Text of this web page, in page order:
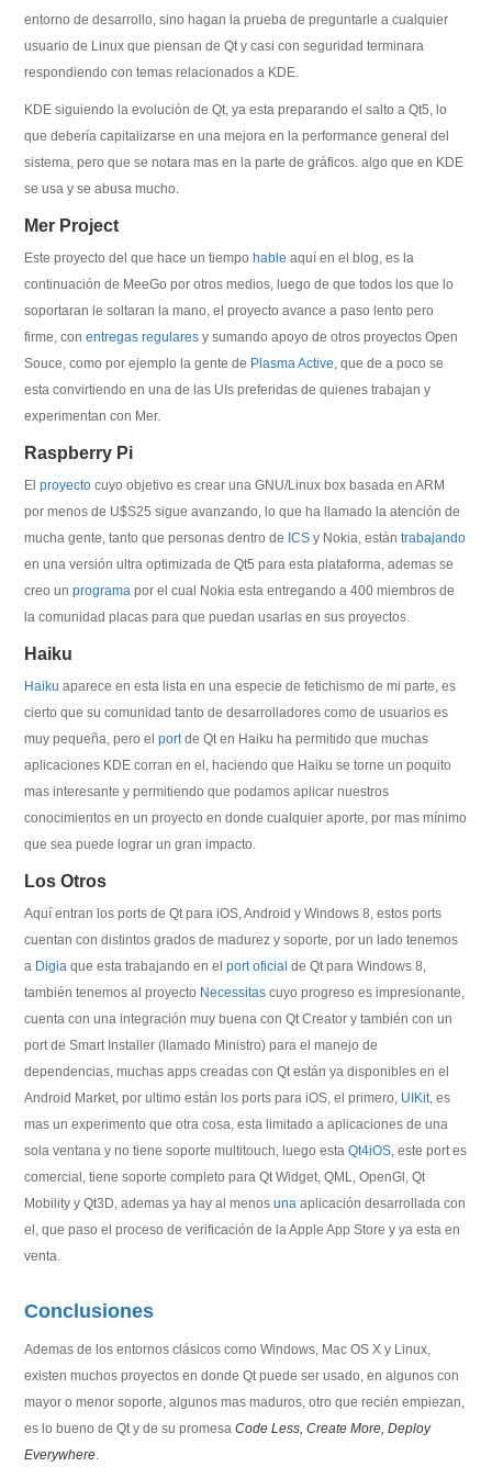
entorno de desarrollo, sino hagan la prueba de preguntarle a cualquier
usuario de Linux que piensan de Qt y casi con seguridad terminara
respondiendo con temas relacionados a KDE.
KDE siguiendo la evolución de Qt, ya esta preparando el salto a Qt5, lo
que debería capitalizarse en una mejora en la performance general del
sistema, pero que se notara mas en la parte de gráficos. algo que en KDE
se usa y se abusa mucho.
Mer Project
Este proyecto del que hace un tiempo hable aquí en el blog, es la
continuación de MeeGo por otros medios, luego de que todos los que lo
soportaran le soltaran la mano, el proyecto avance a paso lento pero
firme, conentregas regulares y sumando apoyo de otros proyectos Open
Souce, como por ejemplo la gente de Plasma Active, que de a poco se
esta convirtiendo en una de las UIs preferidas de quienes trabajan y
experimentan con Mer.
Raspberry Pi
Elproyecto cuyo objetivo es crear una GNU/Linux box basada en ARM
por menos de U$S25 sigue avanzando, lo que ha llamado la atención de
mucha gente, tanto que personas dentro de ICS y Nokia, estántrabajando
en una versión ultra optimizada de Qt5 para esta plataforma, ademas se
creo unprograma por el cual Nokia esta entregando a 400 miembros de
la comunidad placas para que puedan usarlas en sus proyectos.
Haiku
Haiku aparece en esta lista en una especie de fetichismo de mi parte, es
cierto que su comunidad tanto de desarrolladores como de usuarios es
muy pequeña, pero elportde Qt en Haiku ha permitido que muchas
aplicaciones KDE corran en el, haciendo que Haiku se torne un poquito
mas interesante y permitiendo que podamos aplicar nuestros
conocimientos en un proyecto en donde cualquier aporte, por mas mínimo
que sea puede lograr un gran impacto.
Los Otros
Aquí entran los ports de Qt para iOS, Android y Windows 8, estos ports
cuentan con distintos grados de madurez y soporte, por un lado tenemos
a Digia que esta trabajando en elport oficial de Qt para Windows 8,
también tenemos al proyecto Necessitas cuyo progreso es impresionante,
cuenta con una integración muy buena con Qt Creator y también con un
port de Smart Installer (llamado Ministro) para el manejo de
dependencias, muchas apps creadas con Qt están ya disponibles en el
Android Market, por ultimo están los ports para iOS, el primero, UIKit, es
mas un experimento que otra cosa, esta limitado a aplicaciones de una
sola ventana y no tiene soporte multitouch, luego estaQt4iOS, este port es
comercial, tiene soporte completo para Qt Widget, QML, OpenGl, Qt
Mobility y Qt3D, ademas ya hay al menosuna aplicación desarrollada con
el, que paso el proceso de verificación de la Apple App Store y ya esta en
venta.
Conclusiones
Ademas de los entornos clásicos como Windows, Mac OS X y Linux,
existen muchos proyectos en donde Qt puede ser usado, en algunos con
mayor o menor soporte, algunos mas maduros, otro que recién empiezan,
es lo bueno de Qt y de su promesaCode Less, Create More, Deploy
Everywhere.